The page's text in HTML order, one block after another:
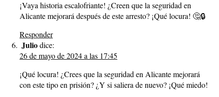
¡Vaya historia escalofriante! ¿Creen que la seguridad en
Alicante mejorará después de este arresto? ¡Qué locura! 🤔🔒
Responder
Juliodice:
26 de mayo de 2024 a las 17:45
¡Qué locura! ¿Crees que la seguridad en Alicante mejorará
con este tipo en prisión? ¿Y si saliera de nuevo? ¡Qué miedo!